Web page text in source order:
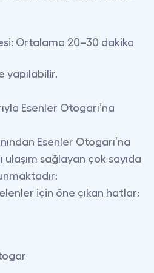
: Ortalama 20–30 dakika
yapılabilir.
Esenler Otogarı’na
Esenler Otogarı’na
sağlayan çok sayıda
için öne çıkan hatlar: